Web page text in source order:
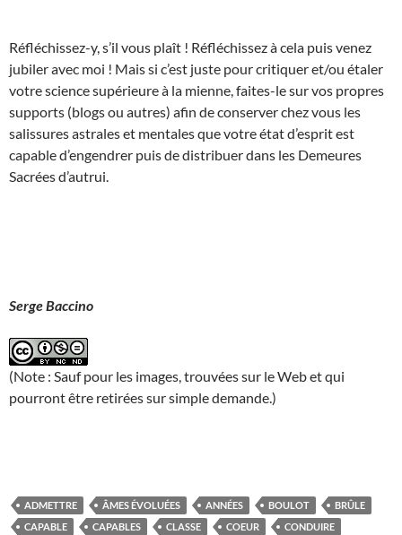
Réfléchissez-y, s’il vous plaît ! Réfléchissez à cela puis venez
jubiler avec moi ! Mais si c’est juste pour critiquer et/ou étaler
votre science supérieure à la mienne, faites-le sur vos propres
supports (blogs ou autres) afin de conserver chez vous les
salissures astrales et mentales que votre état d’esprit est
capable d’engendrer puis de distribuer dans les Demeures
Sacrées d’autrui.
Serge Baccino
(Note : Sauf pour les images, trouvées sur le Web et qui
pourront être retirées sur simple demande.)
ADMETTRE ÂMES ÉVOLUÉES ANNÉES BOULOT
BRÛLE
CAPABLE
CAPABLES CLASSE COEUR
CONDUIRE